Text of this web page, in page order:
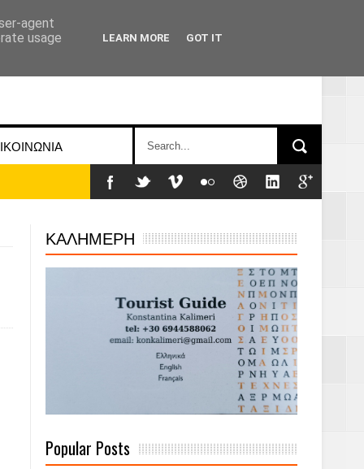
ΚΑΛΗΜΕΡΗ
Popular Posts
agent
usage
LEARN MORE GOT IT